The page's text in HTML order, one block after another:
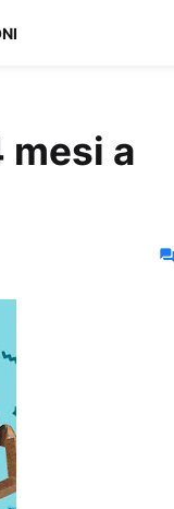
mesi a